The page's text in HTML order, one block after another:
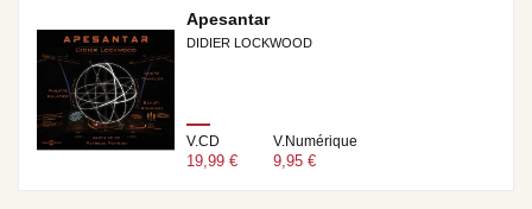
Apesantar
DIDIER LOCKWOOD
V.CD
19,99 €
V.Numérique
9,95 €